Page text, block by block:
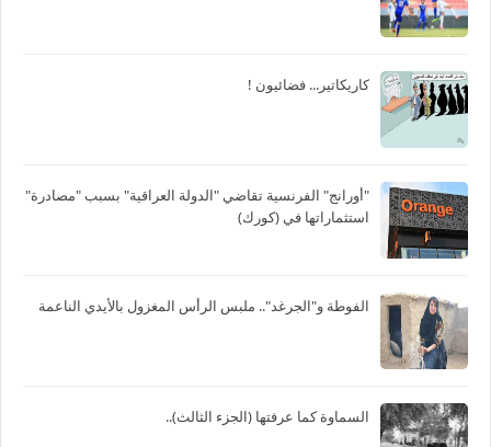
كاريكاتير... فضائيون !
"أورانج" الفرنسية تقاضي "الدولة العراقية" بسبب "مصادرة"
استثماراتها في (كورك)
الفوطة و"الجرغد".. ملبس الرأس المغزول بالأيدي الناعمة
السماوة كما عرفتها (الجزء الثالث)..